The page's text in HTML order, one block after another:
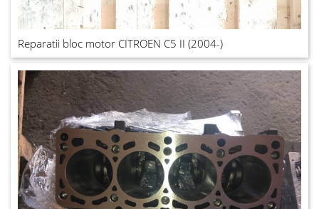
Reparatii bloc motor CITROEN C5 II (2004-)